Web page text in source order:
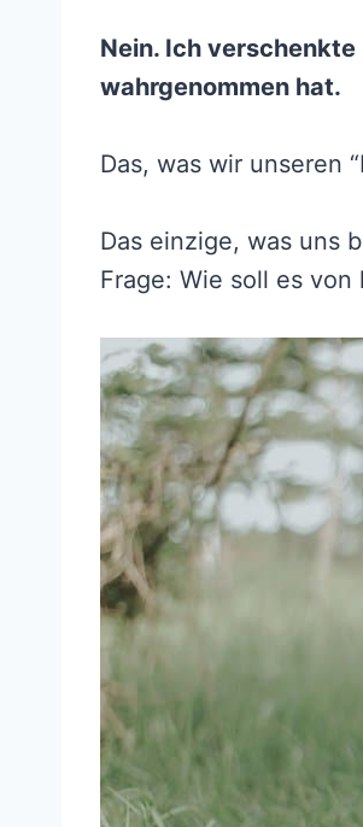
Nein. Ich
wahrgenommen hat.
Das, was wir unseren
Das einzige, was uns
Frage: Wie soll es